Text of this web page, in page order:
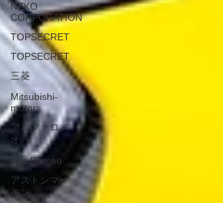
NEKO
CORPORATION
TOPSECRET
TOPSECRET
三菱
Mitsubishi-
motors
アルファロメ
オ
Alfa Romeo
アストンマー
チン